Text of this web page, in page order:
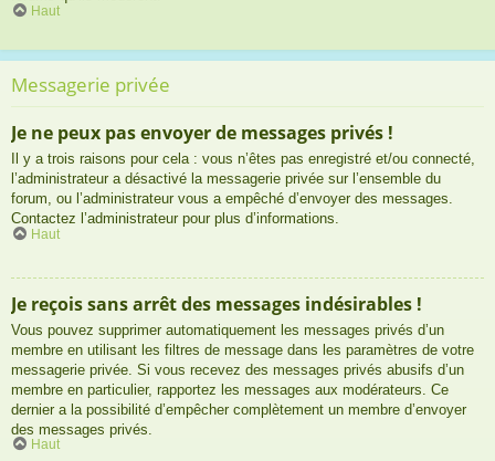
Haut
Messagerie privée
Je ne peux pas envoyer de messages privés !
Il y a trois raisons pour cela : vous n’êtes pas enregistré et/ou connecté,
l’administrateur a désactivé la messagerie privée sur l’ensemble du
forum, ou l’administrateur vous a empêché d’envoyer des messages.
Contactez l’administrateur pour plus d’informations.
Haut
Je reçois sans arrêt des messages indésirables !
Vous pouvez supprimer automatiquement les messages privés d’un
membre en utilisant les filtres de message dans les paramètres de votre
messagerie privée. Si vous recevez des messages privés abusifs d’un
membre en particulier, rapportez les messages aux modérateurs. Ce
dernier a la possibilité d’empêcher complètement un membre d’envoyer
des messages privés.
Haut